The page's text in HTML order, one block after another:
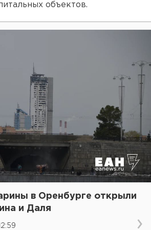
объектов.
в Оренбурге открыли
и Даля